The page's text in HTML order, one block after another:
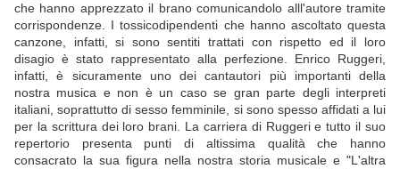
che hanno apprezzato il brano comunicandolo alll'autore tramite
corrispondenze. I tossicodipendenti che hanno ascoltato questa
canzone, infatti, si sono sentiti trattati con rispetto ed il loro
disagio è stato rappresentato alla perfezione. Enrico Ruggeri,
infatti, è sicuramente uno dei cantautori più importanti della
nostra musica e non è un caso se gran parte degli interpreti
italiani, soprattutto di sesso femminile, si sono spesso affidati a lui
per la scrittura dei loro brani. La carriera di Ruggeri e tutto il suo
repertorio presenta punti di altissima qualità che hanno
consacrato la sua figura nella nostra storia musicale e "L'altra